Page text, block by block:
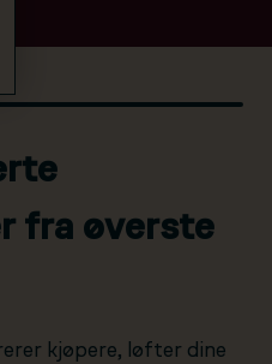
fra øverste
kjøpere, løfter dine